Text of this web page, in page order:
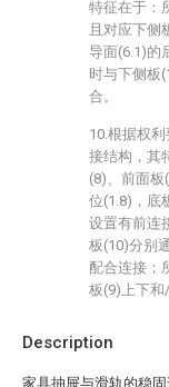
Description
家具抽屉与滑轨的稳
特征在于：
且对应下侧
导面(6.1)的
时与下侧板
合。
10.根据权
接结构，其
(8)、前面
位(1.8)，底
设置有前连
板(10)分别
配合连接；
板(9)上下和